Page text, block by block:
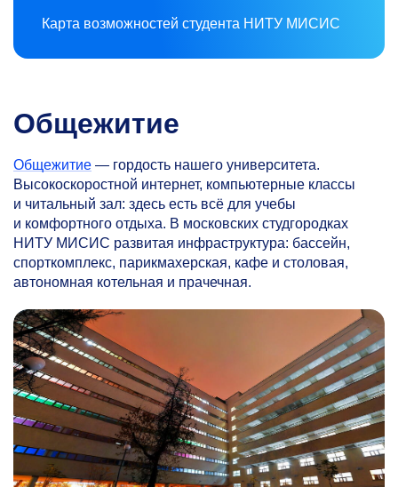
Карта возможностей студента НИТУ МИСИС
Общежитие
Общежитие — гордость нашего университета.
Высокоскоростной интернет, компьютерные классы
и читальный зал: здесь есть всё для учебы
и комфортного отдыха. В московских студгородках
НИТУ МИСИС развитая инфраструктура: бассейн,
спорткомплекс, парикмахерская, кафе и столовая,
автономная котельная и прачечная.